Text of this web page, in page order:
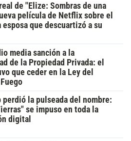
de "Elize: Sombras de una
película de Netflix sobre el
esposa que descuartizó a su
media sanción a la
de la Propiedad Privada: el
que ceder en la Ley del
perdió la pulseada del nombre:
se impuso en toda la
digital